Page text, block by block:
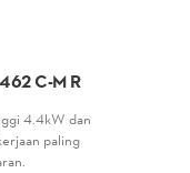
C-M R
4.4kW dan
paling